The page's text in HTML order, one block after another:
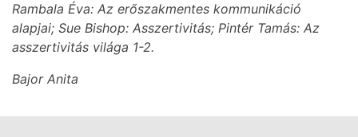
Rambala Éva: Az erőszakmentes kommunikáció
alapjai; Sue Bishop: Asszertivitás; Pintér Tamás: Az
asszertivitás világa 1-2.
Bajor Anita